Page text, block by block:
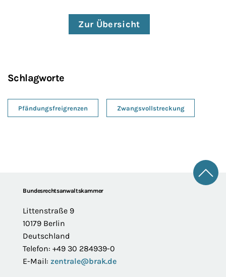
Zur Übersicht
Schlagworte
Pfändungsfreigrenzen Zwangsvollstreckung
FooterBundesrechtsanwaltskammer
Littenstraße 9
10179 Berlin
Deutschland
Telefon: +49 30 284939-0
E-Mail: zentrale@brak.de